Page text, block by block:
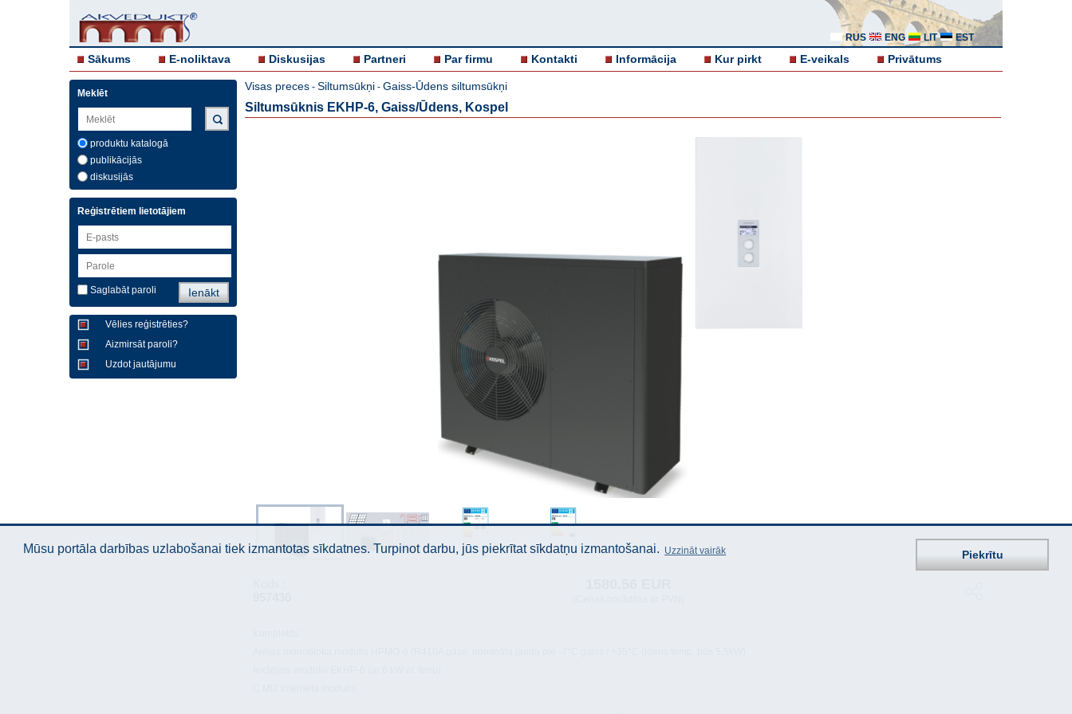
RUS ENG LIT EST
Sākums E-noliktava Diskusijas Partneri Par firmu Kontakti Informācija Kur pirkt E-veikals Privātums
Meklēt
produktu katalogā
publikācijās
diskusijās
Reģistrētiem lietotājiem
Saglabāt paroli
Vēlies reģistrēties?
Aizmirsāt paroli?
Uzdot jautājumu
Visas preces - Siltumsūkņi - Gaiss-Ūdens siltumsūkņi
Siltumsūknis EKHP-6, Gaiss/Ūdens, Kospel
Mūsu portāla darbības uzlabošanai tiek izmantotas sīkdatnes. Turpinot darbu, jūs piekrītat sīkdatņu izmantošanai. Uzzināt vairāk Piekrītu